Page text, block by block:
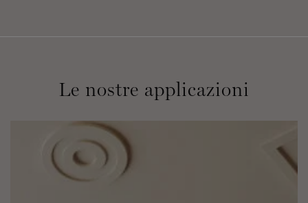
Le nostre applicazioni